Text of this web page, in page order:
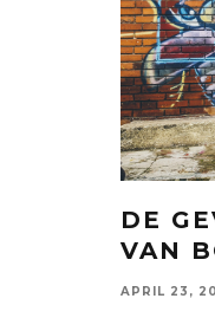
DE
VAN
APRIL 23,